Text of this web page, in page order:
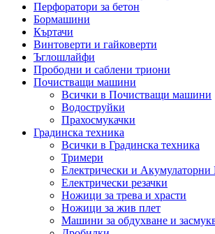
Перфоратори за бетон
Бормашини
Къртачи
Винтоверти и гайковерти
Ъглошлайфи
Прободни и саблени триони
Почистващи машини
Всички в Почистващи машини
Водоструйки
Прахосмукачки
Градинска техника
Всички в Градинска техника
Тримери
Електрически и Акумулаторни
Електрически резачки
Ножици за трева и храсти
Ножици за жив плет
Машини за обдухване и